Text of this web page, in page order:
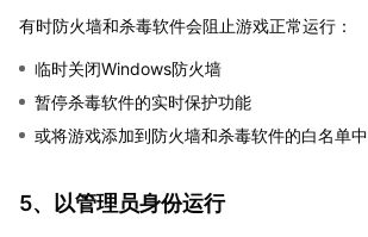
有时防火墙和杀毒软件会阻止游戏正常运行：
临时关闭Windows防火墙
暂停杀毒软件的实时保护功能
或将游戏添加到防火墙和杀毒软件的白名单中
5、以管理员身份运行